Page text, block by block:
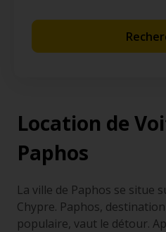
Location de
Paphos
La ville de Paphos se situe
Chypre. Paphos,
populaire, vaut le détour.